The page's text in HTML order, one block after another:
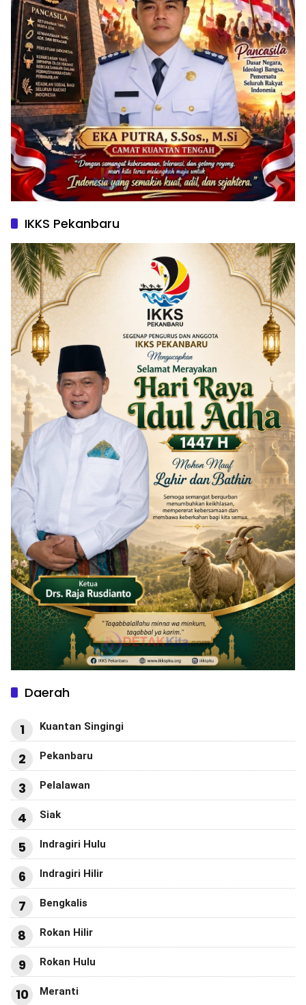
IKKS Pekanbaru
Daerah
1 Kuantan Singingi
2 Pekanbaru
3 Pelalawan
4 Siak
5 Indragiri Hulu
6 Indragiri Hilir
7 Bengkalis
8 Rokan Hilir
9 Rokan Hulu
10 Meranti